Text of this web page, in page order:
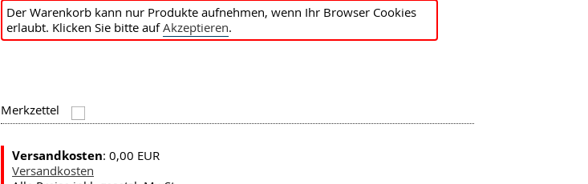
Der Warenkorb kann nur Produkte aufnehmen, wenn Ihr Browser Cookies
erlaubt. Klicken Sie bitte aufAkzeptieren.
Merkzettel
Versandkosten: 0,00 EUR
Versandkosten